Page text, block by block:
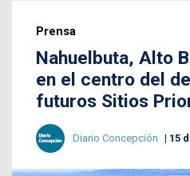
Prensa
Nahuelbuta, Alto
en el centro del
futuros Sitios
Diario Concepción 15